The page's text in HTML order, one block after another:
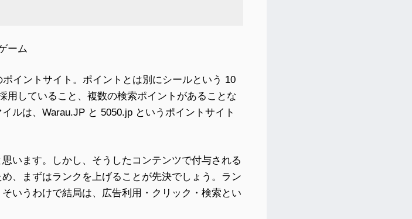
ーム
イントサイト。ポイントとは別にシールという 10
用していること、複数の検索ポイントがあることな
ルは、Warau.JP と 5050.jp というポイントサイト
います。しかし、そうしたコンテンツで付与される
、まずはランクを上げることが先決でしょう。ラン
いうわけで結局は、広告利用・クリック・検索とい